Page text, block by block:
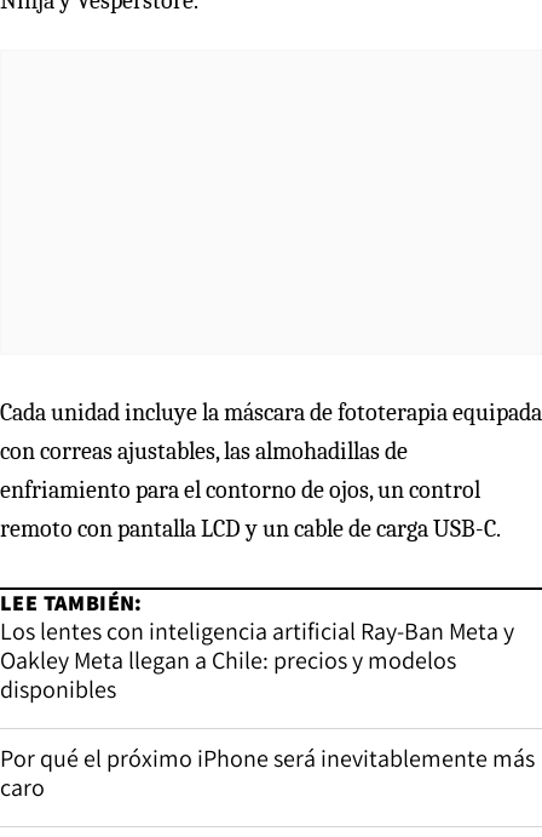
Cada unidad incluye la máscara de fototerapia equipada
con correas ajustables, las almohadillas de
enfriamiento para el contorno de ojos, un control
remoto con pantalla LCD y un cable de carga USB-C.
LEE TAMBIÉN:
Los lentes con inteligencia artificial Ray-Ban Meta y
Oakley Meta llegan a Chile: precios y modelos
disponibles
Por qué el próximo iPhone será inevitablemente más
caro